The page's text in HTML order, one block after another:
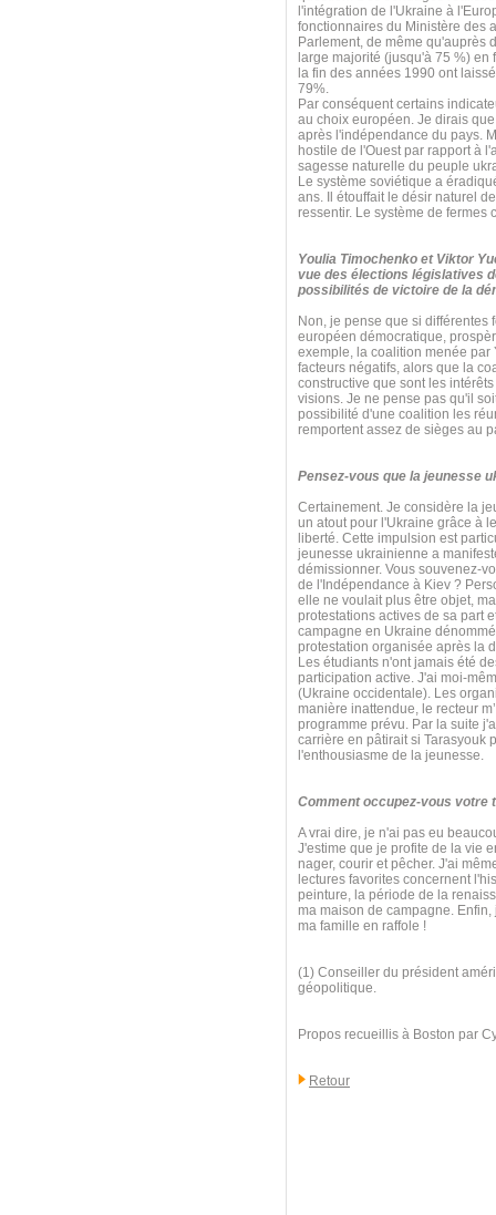
l'intégration de l'Ukraine à
fonctionnaires du Ministère des
Parlement, de même qu'auprès
large majorité (jusqu'à 75 %)
la fin des années 1990 ont
79%.
Par conséquent certains
au choix européen. Je dirais
après l'indépendance du pays.
hostile de l'Ouest par rapport à
sagesse naturelle du peuple
Le système soviétique a
ans. Il étouffait le désir naturel
ressentir. Le système de
Youlia Timochenko et Viktor
vue des élections législatives
possibilités de victoire de la
Non, je pense que si différentes
européen démocratique,
exemple, la coalition menée par
facteurs négatifs, alors que la
constructive que sont les
visions. Je ne pense pas qu'il
possibilité d'une coalition les
remportent assez de sièges au
Pensez-vous que la jeunesse
Certainement. Je considère la
un atout pour l'Ukraine grâce à
liberté. Cette impulsion est
jeunesse ukrainienne a
démissionner. Vous souvenez-
de l'Indépendance à Kiev ?
elle ne voulait plus être objet,
protestations actives de sa part
campagne en Ukraine
protestation organisée après la
Les étudiants n'ont jamais été
participation active. J'ai moi-
(Ukraine occidentale). Les
manière inattendue, le recteur
programme prévu. Par la suite
carrière en pâtirait si Tarasyouk
l'enthousiasme de la jeunesse.
Comment occupez-vous votre
A vrai dire, je n'ai pas eu
J'estime que je profite de la vie
nager, courir et pêcher. J'ai
lectures favorites concernent
peinture, la période de la
ma maison de campagne.
ma famille en raffole !
(1) Conseiller du président
géopolitique.
Propos recueillis à Boston par
Retour